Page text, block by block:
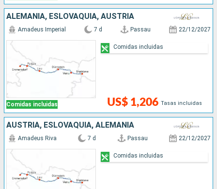
ALEMANIA, ESLOVAQUIA, AUSTRIA
Comidas incluidas
Amadeus Imperial 7 d Passau 22/12/2027
US$ 1,206 Tasas incluidas
Comidas incluidas
AUSTRIA, ESLOVAQUIA, ALEMANIA
Amadeus Riva 7 d Passau 22/12/2027
Comidas incluidas